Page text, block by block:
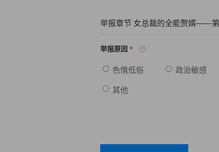
举报章节 女总裁的全能赘婿——
举报原因 *
色情低俗 政治敏感
其他